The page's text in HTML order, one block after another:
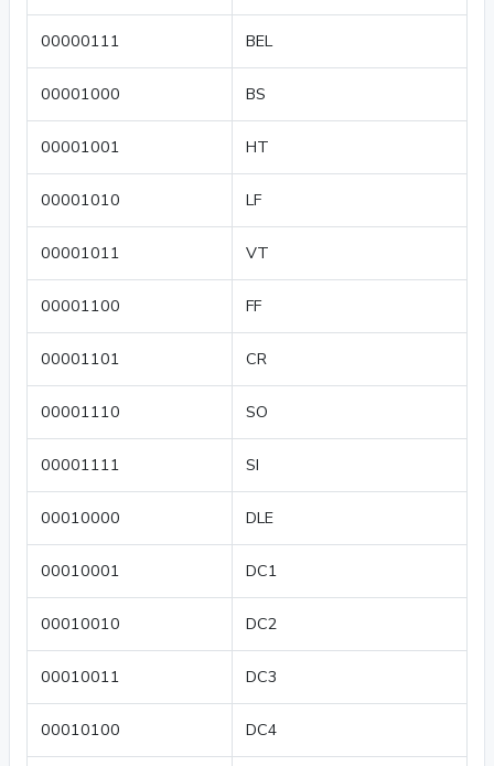
00000111 BEL
00001000 BS
00001001 HT
00001010 LF
00001011 VT
00001100 FF
00001101 CR
00001110 SO
00001111 SI
00010000 DLE
00010001 DC1
00010010 DC2
00010011 DC3
00010100 DC4